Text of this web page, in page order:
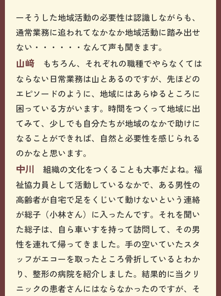
ーそうした地域活動の必要性は認識しながらも、
通常業務に追われてなかなか地域活動に踏み出せ
ない・・・・・・なんて声も聞きます。
山﨑 もちろん、それぞれの職種でやらなくては
ならない日常業務は山とあるのですが、先ほどの
エピソードのように、地域にはあらゆるところに
困っている方がいます。時間をつくって地域に出
てみて、少しでも自分たちが地域のなかで助けに
なることができれば、自然と必要性を感じられる
のかなと思います。
中川 組織の文化をつくることも大事だよね。福
祉協力員として活動しているなかで、ある男性の
高齢者が自宅で足をくじいて動けないという連絡
が総子（小林さん）に入ったんです。それを聞い
た総子は、自ら車いすを持って訪問して、その男
性を連れて帰ってきました。手の空いていたスタ
ッフがエコーを取ったところ骨折しているとわか
り、整形の病院を紹介しました。結果的に当クリ
ニックの患者さんにはならなかったのですが、そ